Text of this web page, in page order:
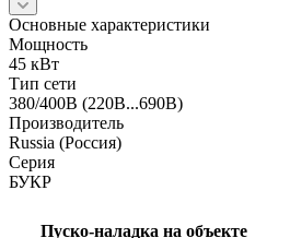
Основные характеристики
Мощность
45 кВт
Тип сети
380/400В (220В...690В)
Производитель
Russia (Россия)
Серия
БУКР
Пуско-наладка на объекте